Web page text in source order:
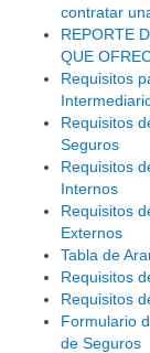
contratar
REPORTE
QUE
Requisitos
Requisitos
Seguros
Requisitos
Internos
Requisitos
Externos
Tabla de
Requisitos
Requisitos
Formulario
de Seguros